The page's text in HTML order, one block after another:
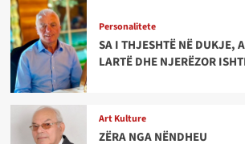
Personalitete
SA I THJESHTË NË DUKJE,
LARTË DHE NJERËZOR
Art Kulture
ZËRA NGA NËNDHEU